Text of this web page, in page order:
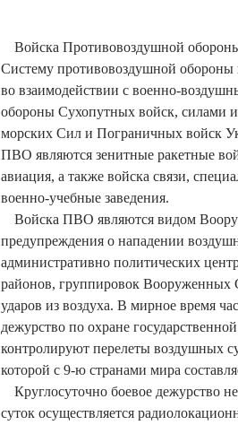
Войска Противовоздушной
Систему противовоздушной обороны
во взаимодействии с военно-
обороны Сухопутных войск, силами
морских Сил и Пограничных войск
ПВО являются зенитные ракетные
авиация, а также войска связи,
военно-учебные заведения.
Войска ПВО являются видом
предупреждения о нападении
административно политических
районов, группировок Вооруженных
ударов из воздуха. В мирное время
дежурство по охране
контролируют перелеты воздушных
которой с 9-ю странами мира
Круглосуточно боевое дежурство
суток осуществляется